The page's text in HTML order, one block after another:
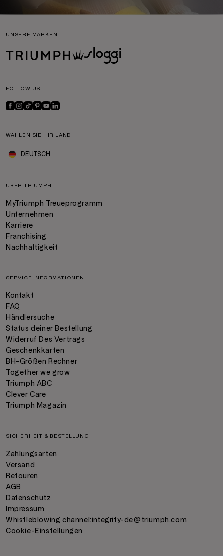
UNSERE MARKEN
FOLLOW US
WÄHLEN SIE IHR LAND
DEUTSCH
ÜBER TRIUMPH
MyTriumph Treueprogramm
Unternehmen
Karriere
Franchising
Nachhaltigkeit
SERVICE INFORMATIONEN
Kontakt
FAQ
Händlersuche
Status deiner Bestellung
Widerruf Des Vertrags
Geschenkkarten
BH-Größen Rechner
Together we grow
Triumph ABC
Clever Care
Triumph Magazin
SICHERHEIT & BESTELLUNG
Zahlungsarten
Versand
Retouren
AGB
Datenschutz
Impressum
Whistleblowing channel:integrity-de@triumph.com
Cookie-Einstellungen